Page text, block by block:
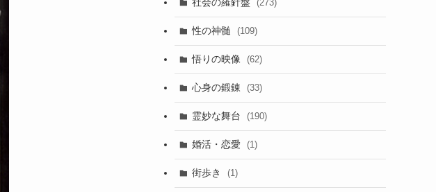
社会の羅針盤 (273)
性の神髄 (109)
悟りの映像 (62)
心身の鍛錬 (33)
霊妙な舞台 (190)
婚活・恋愛 (1)
街歩き (1)